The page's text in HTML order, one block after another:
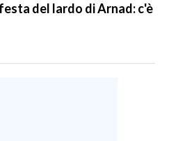
del lardo di Arnad: c'è